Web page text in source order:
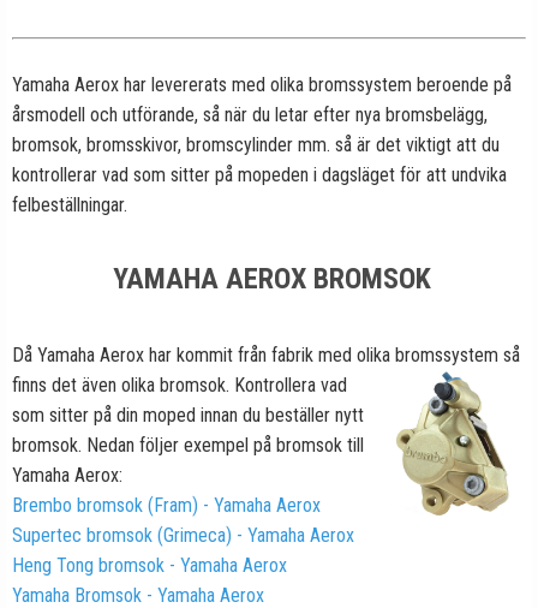
Yamaha Aerox har levererats med olika bromssystem beroende på
årsmodell och utförande, så när du letar efter nya bromsbelägg,
bromsok, bromsskivor, bromscylinder mm. så är det viktigt att du
kontrollerar vad som sitter på mopeden i dagsläget för att undvika
felbeställningar.
YAMAHA AEROX BROMSOK
Då Yamaha Aerox har kommit från fabrik med olika bromssystem så
finns det även olika bromsok. Kontrollera vad
som sitter på din moped innan du beställer nytt
bromsok. Nedan följer exempel på bromsok till
Yamaha Aerox:
Brembo bromsok (Fram) - Yamaha Aerox
Supertec bromsok (Grimeca) - Yamaha Aerox
Heng Tong bromsok - Yamaha Aerox
Yamaha Bromsok - Yamaha Aerox